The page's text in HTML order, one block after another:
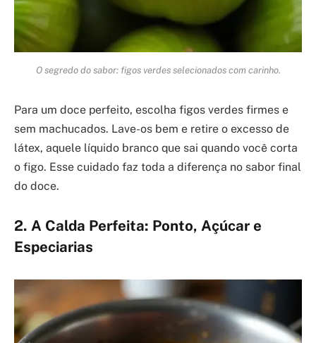
O segredo do sabor: figos verdes selecionados com carinho.
Para um doce perfeito, escolha figos verdes firmes e
sem machucados. Lave-os bem e retire o excesso de
látex, aquele líquido branco que sai quando você corta
o figo. Esse cuidado faz toda a diferença no sabor final
do doce.
2. A Calda Perfeita: Ponto, Açúcar e
Especiarias